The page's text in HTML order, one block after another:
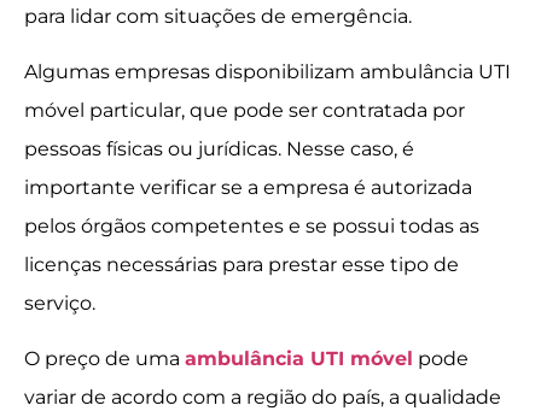
para lidar com situações de emergência.
Algumas empresas disponibilizam ambulância UTI
móvel particular, que pode ser contratada por
pessoas físicas ou jurídicas. Nesse caso, é
importante verificar se a empresa é autorizada
pelos órgãos competentes e se possui todas as
licenças necessárias para prestar esse tipo de
serviço.
O preço de uma ambulância UTI móvel pode
variar de acordo com a região do país, a qualidade